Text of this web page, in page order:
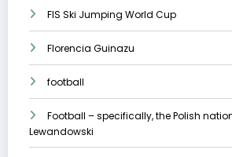
FIS Ski Jumping World Cup
Florencia Guinazu
football
Football – specifically, the Polish
Lewandowski